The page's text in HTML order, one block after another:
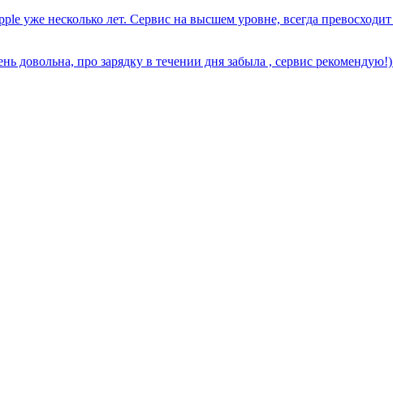
уже несколько лет. Сервис на высшем уровне, всегда
довольна, про зарядку в течении дня забыла , сервис